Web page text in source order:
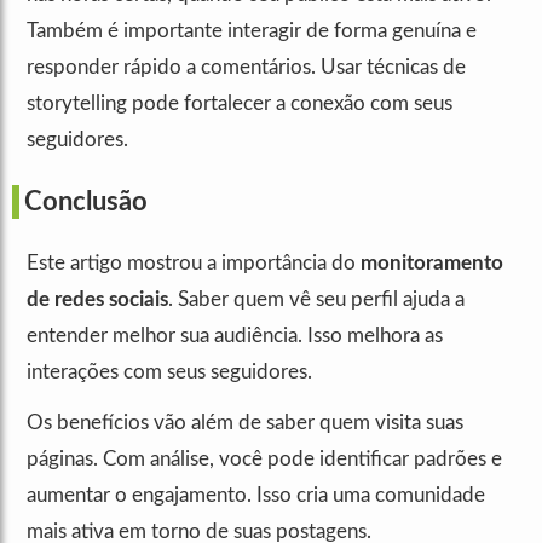
Também é importante interagir de forma genuína e
responder rápido a comentários. Usar técnicas de
storytelling pode fortalecer a conexão com seus
seguidores.
Conclusão
Este artigo mostrou a importância do monitoramento
de redes sociais. Saber quem vê seu perfil ajuda a
entender melhor sua audiência. Isso melhora as
interações com seus seguidores.
Os benefícios vão além de saber quem visita suas
páginas. Com análise, você pode identificar padrões e
aumentar o engajamento. Isso cria uma comunidade
mais ativa em torno de suas postagens.